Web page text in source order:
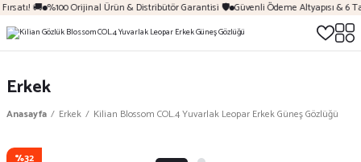
🚚 %100 Orijinal Ürün & Distribütör Garantisi 🛡️ Güvenli Ödeme Altyapısı & 6
Erkek
Anasayfa Erkek Kilian Blossom COL.4 Yuvarlak Leopar Erkek Güneş Gözlüğü
%32